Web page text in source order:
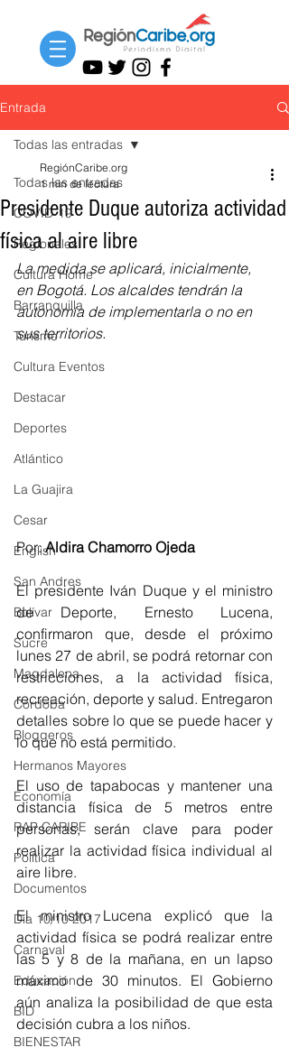
Entrada
Todas las entradas
COVID-19
Regionales
Cultura Home
Barranquilla
Turismo
Cultura Eventos
Destacar
Deportes
Atlántico
La Guajira
Cesar
English
San Andres
Bolívar
Sucre
Magdalena
Córdoba
Bloggeros
Hermanos Mayores
Economía
RAP CARIBE
Política
Documentos
Día 10/10 2017
Carnaval
Educación
BID
BIENESTAR
Todas las entradas
Presidente Duque autoriza actividad
física al aire libre
RegiónCaribe.org
1 min de lectura
La medida se aplicará, inicialmente,
en Bogotá. Los alcaldes tendrán la
autonomía de implementarla o no en
sus territorios.
Por: Aldira Chamorro Ojeda
El presidente Iván Duque y el ministro
de Deporte, Ernesto Lucena,
confirmaron que, desde el próximo
lunes 27 de abril, se podrá retornar con
restricciones, a la actividad física,
recreación, deporte y salud. Entregaron
detalles sobre lo que se puede hacer y
lo que no está permitido.
El uso de tapabocas y mantener una
distancia física de 5 metros entre
personas, serán clave para poder
realizar la actividad física individual al
aire libre.
El ministro Lucena explicó que la
actividad física se podrá realizar entre
las 5 y 8 de la mañana, en un lapso
máximo de 30 minutos. El Gobierno
aún analiza la posibilidad de que esta
decisión cubra a los niños.